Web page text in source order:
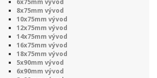
8x75mm vývod
10x75mm vývod
12x75mm vývod
14x75mm vývod
16x75mm vývod
18x75mm vývod
5x90mm vývod
6x90mm vývod